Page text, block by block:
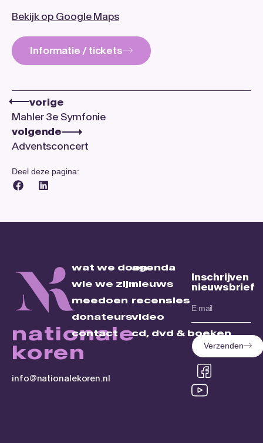
Bekijk op Google Maps
Informatie / tickets
vorige
Mahler 3e Symfonie
volgende
Adventsconcert
Deel deze pagina:
nationale
koren
info@nationalekoren.nl
wat we doen
wie we zijn
meedoen
donateurs
contact
agenda
nieuws
recensies
video
cd, dvd & boeken
Inschrijven
nieuwsbrief
Verzenden